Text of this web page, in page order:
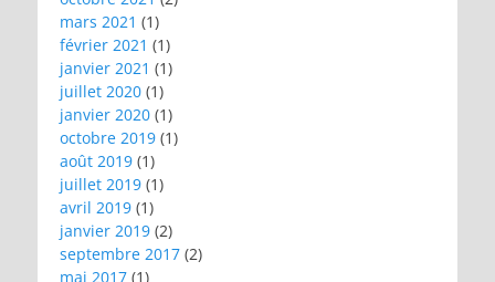
mars 2021 (1)
février 2021 (1)
janvier 2021 (1)
juillet 2020 (1)
janvier 2020 (1)
octobre 2019 (1)
août 2019 (1)
juillet 2019 (1)
avril 2019 (1)
janvier 2019 (2)
septembre 2017 (2)
mai 2017 (1)